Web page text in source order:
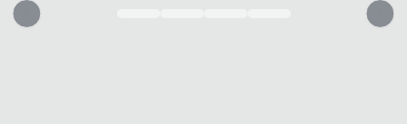
PALMILHA
MATERIAL